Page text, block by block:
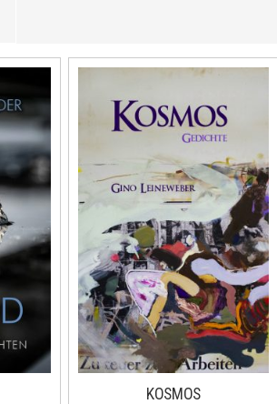
KOSMOS